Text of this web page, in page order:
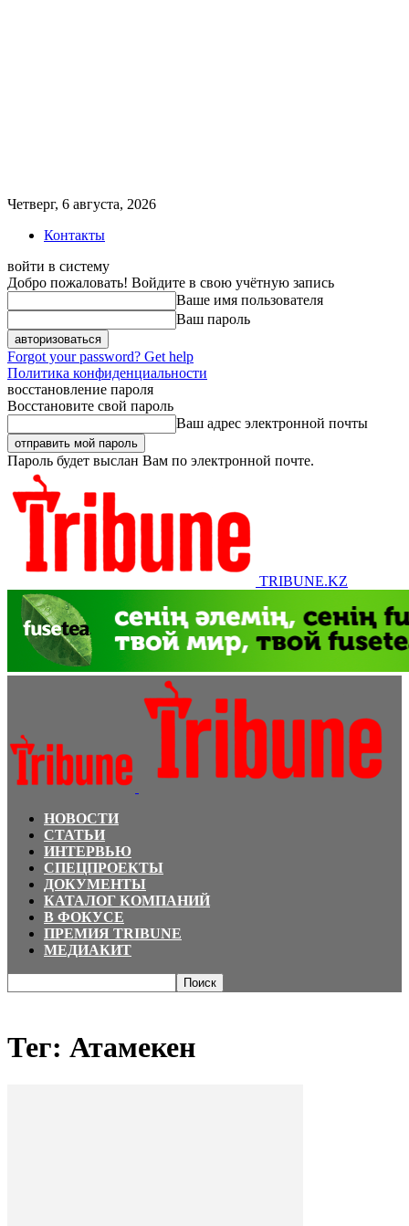
Четверг, 6 августа, 2026
Контакты
войти в систему
Добро пожаловать! Войдите в свою учётную запись
Ваше имя пользователя
Ваш пароль
Forgot your password? Get help
Политика конфиденциальности
восстановление пароля
Восстановите свой пароль
Ваш адрес электронной почты
Пароль будет выслан Вам по электронной почте.
TRIBUNE.KZ
НОВОСТИ
СТАТЬИ
ИНТЕРВЬЮ
СПЕЦПРОЕКТЫ
ДОКУМЕНТЫ
КАТАЛОГ КОМПАНИЙ
В ФОКУСЕ
ПРЕМИЯ TRIBUNE
МЕДИАКИТ
Тег: Атамекен